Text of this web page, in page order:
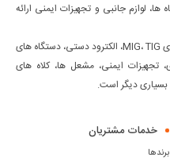
لوازم جانبی و تجهیزات ایمنی ارائه
محصولات ما شامل انواع دستگاه های جوشکاری MIG، TIG، الکترود دستی، دستگاه های
تجهیزات ایمنی، مشعل ها، کلاه های
دیگر است.
خدمات مشتریان
برندها